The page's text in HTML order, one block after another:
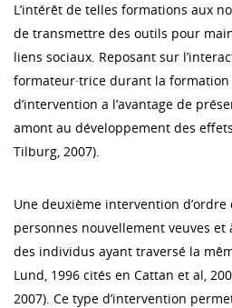
L’intérêt de telles formations aux
de transmettre des outils pour
liens sociaux. Reposant sur
formateur·trice durant la formation
d’intervention a l’avantage de
amont au développement des
Tilburg, 2007).
Une deuxième intervention
personnes nouvellement veuves et
des individus ayant traversé la
Lund, 1996 cités en Cattan et al,
2007). Ce type d’intervention